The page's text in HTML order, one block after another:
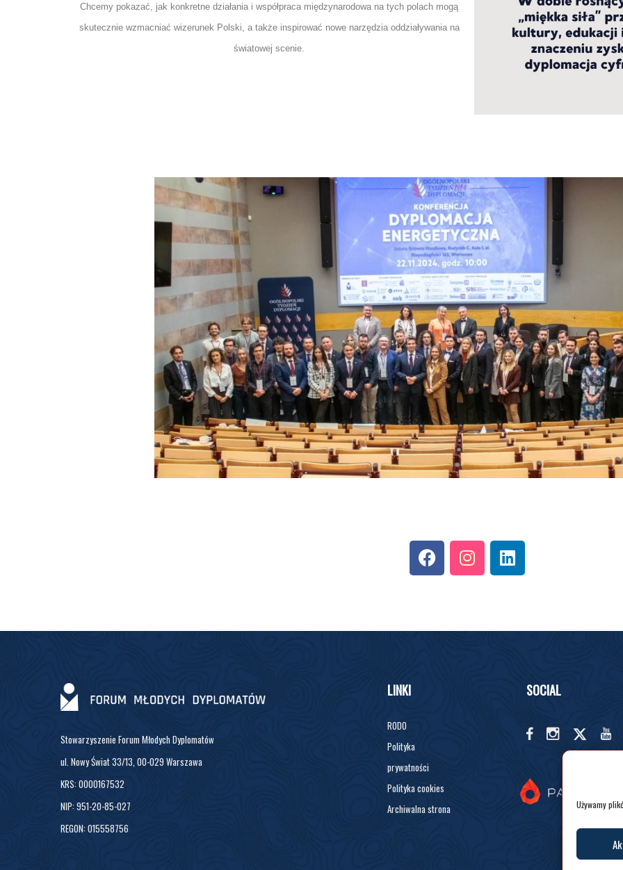
Używamy
Chcemy pokazać, jak konkretne działania i współpraca międzynarodowa na tych polach mogą
skutecznie wzmacniać wizerunek Polski, a także inspirować nowe narzędzia oddziaływania na
światowej scenie.
Stowarzyszenie Forum Młodych Dyplomatów
ul. Nowy Świat 33/13, 00-029 Warszawa
KRS: 0000167532
NIP: 951-20-85-027
REGON: 015558756
LINKI
RODO
Polityka
prywatności
Polityka cookies
Archiwalna strona
SOCIAL